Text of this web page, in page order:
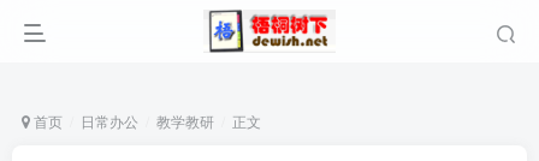
首页 日常办公 教学教研 正文